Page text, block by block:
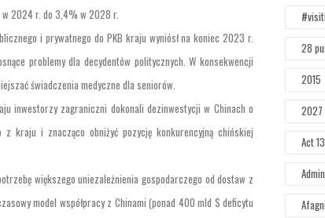
w 2024 r. do 3,4% w 2028 r.
i prywatnego do PKB kraju wyniósł na koniec 2023 r.
problemy dla decydentów politycznych. W konsekwencji
świadczenia medyczne dla seniorów.
inwestorzy zagraniczni dokonali dezinwestycji w Chinach o
kraju i znacząco obniżyć pozycję konkurencyjną chińskiej
większego uniezależnienia gospodarczego od dostaw z
model współpracy z Chinami (ponad 400 mld $ deficytu
28
2015
2027
Act